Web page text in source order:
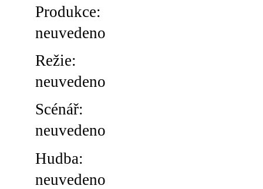
Produkce:
neuvedeno
Režie:
neuvedeno
Scénář:
neuvedeno
Hudba:
neuvedeno